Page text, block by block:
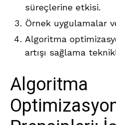
süreçlerine etkisi.
Örnek uygulamalar
Algoritma
artışı sağlama
Algoritma